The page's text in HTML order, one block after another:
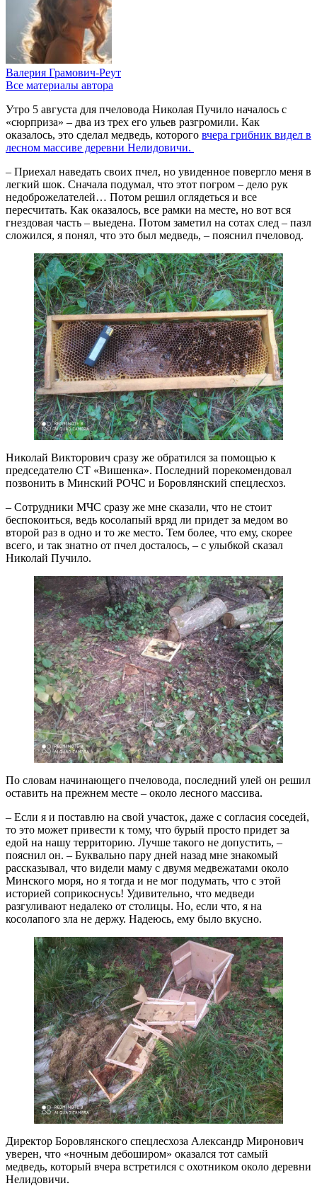
Валерия Грамович-Реут
Все материалы автора
Утро 5 августа для пчеловода Николая Пучило началось с
«сюрприза» – два из трех его ульев разгромили. Как
оказалось, это сделал медведь, которого вчера грибник видел в
лесном массиве деревни Нелидовичи.
– Приехал наведать своих пчел, но увиденное повергло меня в
легкий шок. Сначала подумал, что этот погром – дело рук
недоброжелателей… Потом решил оглядеться и все
пересчитать. Как оказалось, все рамки на месте, но вот вся
гнездовая часть – выедена. Потом заметил на сотах след – пазл
сложился, я понял, что это был медведь, – пояснил пчеловод.
Николай Викторович сразу же обратился за помощью к
председателю СТ «Вишенка». Последний порекомендовал
позвонить в Минский РОЧС и Боровлянский спецлесхоз.
– Сотрудники МЧС сразу же мне сказали, что не стоит
беспокоиться, ведь косолапый вряд ли придет за медом во
второй раз в одно и то же место. Тем более, что ему, скорее
всего, и так знатно от пчел досталось, – с улыбкой сказал
Николай Пучило.
По словам начинающего пчеловода, последний улей он решил
оставить на прежнем месте – около лесного массива.
– Если я и поставлю на свой участок, даже с согласия соседей,
то это может привести к тому, что бурый просто придет за
едой на нашу территорию. Лучше такого не допустить, –
пояснил он. – Буквально пару дней назад мне знакомый
рассказывал, что видели маму с двумя медвежатами около
Минского моря, но я тогда и не мог подумать, что с этой
историей соприкоснусь! Удивительно, что медведи
разгуливают недалеко от столицы. Но, если что, я на
косолапого зла не держу. Надеюсь, ему было вкусно.
Директор Боровлянского спецлесхоза Александр Миронович
уверен, что «ночным дебоширом» оказался тот самый
медведь, который вчера встретился с охотником около деревни
Нелидовичи.